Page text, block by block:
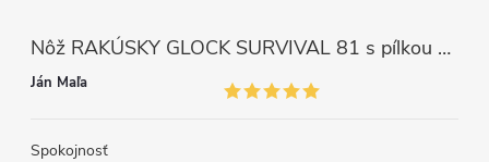
Nôž RAKÚSKY GLOCK SURVIVAL 81 s pílkou ZELENÝ
Ján Maľa
Spokojnosť